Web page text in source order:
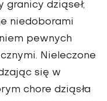
granicy dziąseł,
niedoborami
pewnych
Nieleczone
się w
chore dziąsła